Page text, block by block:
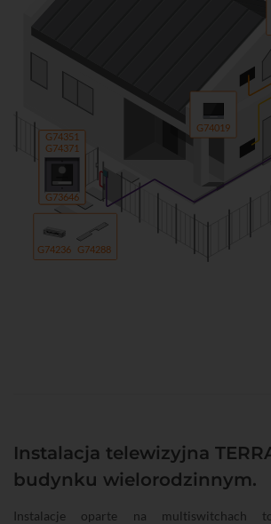
G74019
G73646
G74351
G74371
G74236 G74288
Instalacja telewizyjna
budynku wielorodzinnym.
Instalacje oparte na multiswitchach